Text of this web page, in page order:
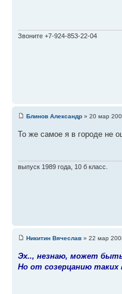
Звоните +7-924-853-22-04
Блинов Александр » 20 мар
То же самое я в городе не
выпуск 1989 года, 10 б класс.
Никитин Вячеслав » 22 мар
Эх.., незнаю, может
Но от созерцанию таких